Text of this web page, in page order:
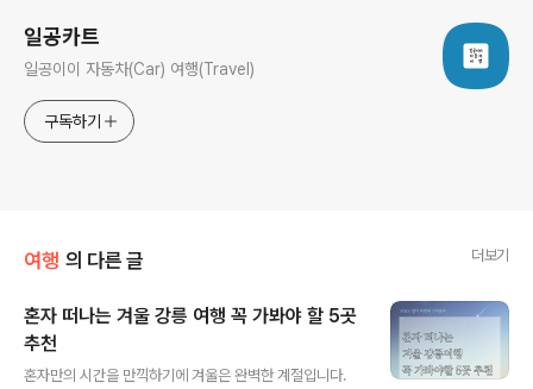
일공카트
일공이이 자동차(Car) 여행(Travel)
구독하기
여행 의 다른 글 더보기
혼자 떠나는 겨울 강릉 여행 꼭 가봐야 할 5곳
추천
혼자만의 시간을 만끽하기에 겨울은 완벽한 계절입니다.